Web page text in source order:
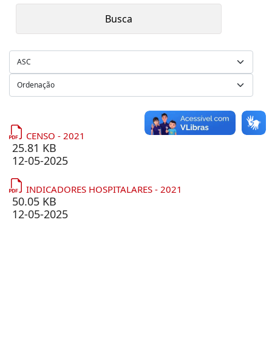
CENSO - 2021
25.81 KB
12-05-2025
INDICADORES HOSPITALARES - 2021
50.05 KB
12-05-2025